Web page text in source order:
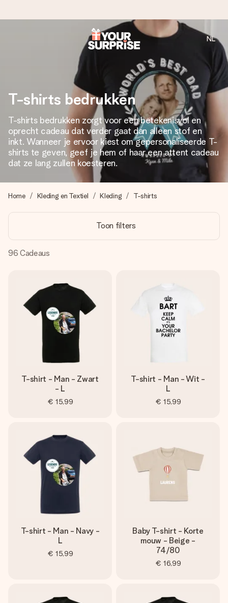
Voor 16:00 besteld, vandaag verzonden
We maken jouw cadeau met zorg en zorgen dat het
razendsnel onderweg is - zodat jij kunt geven op precies
het juiste moment, wanneer het het meeste betekent.
4,8 (gebaseerd op +8.000 reviews)
Onze cadeaus worden gewaardeerd. Klanten beoordelen
ons met een 4,7 op Google Reviews
Je maakt in een paar stappen iets unieks – met haar naam,
jullie foto of een boodschap die raakt. Zonder gedoe, maar
met alle aandacht voor het moment.
NL
T-shirts bedrukken
T-shirts bedrukken zorgt voor een betekenisvol en
oprecht cadeau dat verder gaat dan alleen stof en
inkt. Wanneer je ervoor kiest om gepersonaliseerde T-
shirts te geven, geef je hem of haar een attent cadeau
dat ze lang zullen koesteren.
Home Kleding en Textiel Kleding T-shirts
Toon filters
96 Cadeaus
T-shirt - Man - Zwart
- L
€ 15,99
T-shirt - Man - Wit -
L
€ 15,99
T-shirt - Man - Navy -
L
€ 15,99
Baby T-shirt - Korte
mouw - Beige -
74/80
€ 16,99